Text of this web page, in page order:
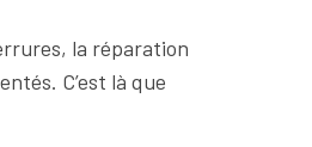
la réparation
C’est là que